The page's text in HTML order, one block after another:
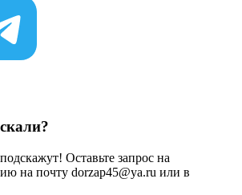
Оставьте запрос на
на почту dorzap45@ya.ru или в